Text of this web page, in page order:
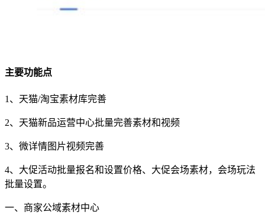
主要功能点
1、天猫/淘宝素材库完善
2、天猫新品运营中心批量完善素材和视频
3、微详情图片视频完善
4、大促活动批量报名和设置价格、大促会场素材，会场玩法
批量设置。
一、商家公域素材中心